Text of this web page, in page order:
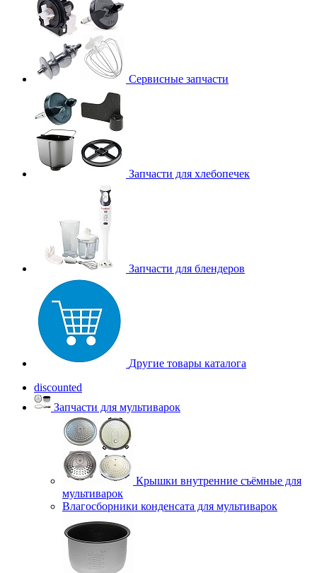
Сервисные запчасти
Запчасти для хлебопечек
Запчасти для блендеров
Другие товары каталога
discounted
Запчасти для мультиварок
Крышки внутренние съёмные для
мультиварок
Влагосборники конденсата для мультиварок